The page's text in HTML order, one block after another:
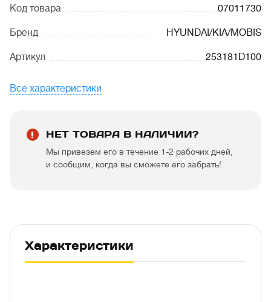
Код товара 07011730
Бренд HYUNDAI/KIA/MOBIS
Артикул 253181D100
Все характеристики
НЕТ ТОВАРА В НАЛИЧИИ?
Мы привезем его в течение 1-2 рабочих дней,
и сообщим, когда вы сможете его забрать!
Характеристики